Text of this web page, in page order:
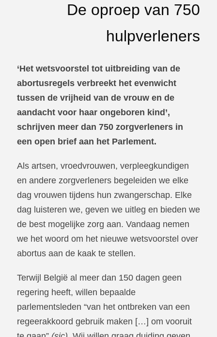
De oproep van 750
hulpverleners
‘Het wetsvoorstel tot uitbreiding van de
abortusregels verbreekt het evenwicht
tussen de vrijheid van de vrouw en de
aandacht voor haar ongeboren kind’,
schrijven meer dan 750 zorgverleners in
een open brief aan het Parlement.
Als artsen, vroedvrouwen, verpleegkundigen
en andere zorgverleners begeleiden we elke
dag vrouwen tijdens hun zwangerschap. Elke
dag luisteren we, geven we uitleg en bieden we
de best mogelijke zorg aan. Vandaag nemen
we het woord om het nieuwe wetsvoorstel over
abortus aan de kaak te stellen.
Terwijl België al meer dan 150 dagen geen
regering heeft, willen bepaalde
parlementsleden “van het ontbreken van een
regeerakkoord gebruik maken […] om vooruit